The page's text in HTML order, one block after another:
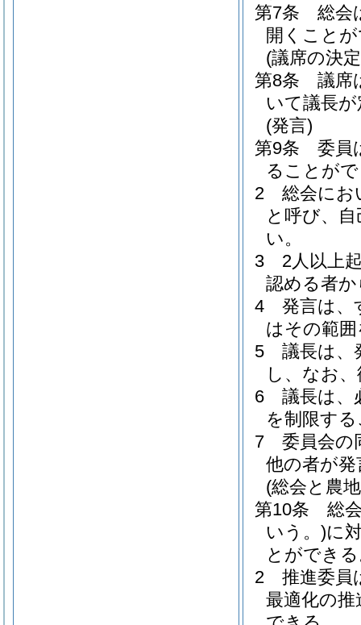
第7条
総会
開くこと
(議席の決
第8条
議席
いて議長
(発言)
第9条
委員
ることが
2
総会にお
と呼び、
い。
3
2人以上
認める者
4
発言は、
はその範
5
議長は、
し、なお
6
議長は、
を制限す
7
委員会の
他の者が
(総会と農
第10条
総
いう。)に
とができ
2
推進委員
最適化の